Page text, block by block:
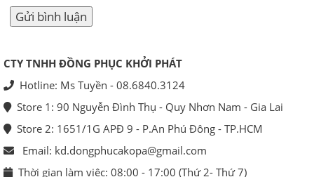
CTY TNHH ĐỒNG PHỤC KHỞI PHÁT
Hotline: Ms Tuyền - 08.6840.3124
Store 1: 90 Nguyễn Đình Thụ - Quy Nhơn Nam - Gia Lai
Store 2: 1651/1G APĐ 9 - P.An Phú Đông - TP.HCM
Email: kd.dongphucakopa@gmail.com
Thời gian làm việc: 08:00 - 17:00 (Thứ 2- Thứ 7)